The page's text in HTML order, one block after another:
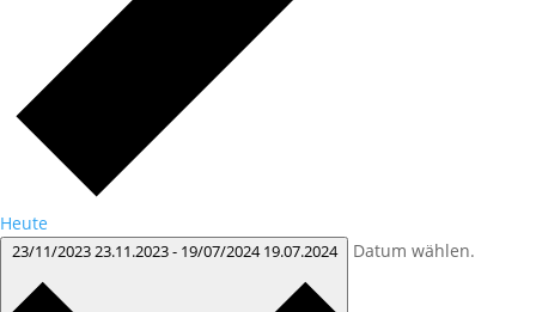
Heute
23/11/202323.11.2023- 19/07/202419.07.2024 Datum wählen.